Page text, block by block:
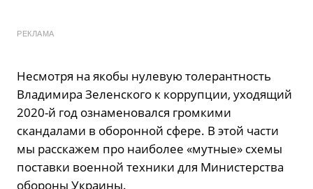
РЕКЛАМА
Несмотря на якобы нулевую толерантность
Владимира Зеленского к коррупции, уходящий
2020-й год ознаменовался громкими
скандалами в оборонной сфере. В этой части
мы расскажем про наиболее «мутные» схемы
поставки военной техники для Министерства
обороны Украины.